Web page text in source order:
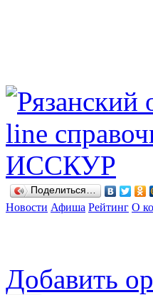
Поделиться…
Новости Афиша Рейтинг О
Добавить